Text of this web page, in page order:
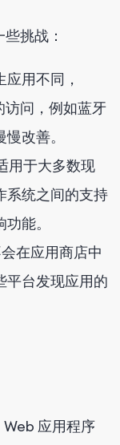
挑战：
应用不同，
访问，例如蓝牙
改善。
用于大多数现
系统之间的支持
能。
在应用商店中
平台发现应用的
Web 应用程序